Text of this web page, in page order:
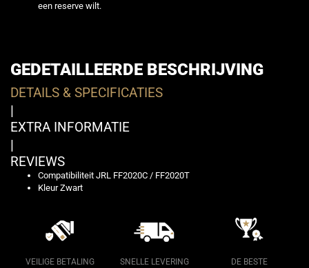
een reserve wilt.
GEDETAILLEERDE BESCHRIJVING
DETAILS & SPECIFICATIES
|
EXTRA INFORMATIE
|
REVIEWS
Compatibiliteit JRL FF2020C / FF2020T
Kleur Zwart
VEILIGE BETALING SNELLE LEVERING
DE BESTE